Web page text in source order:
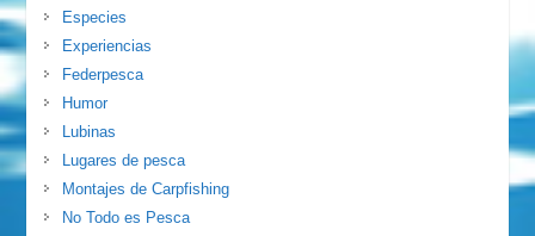
Especies
Experiencias
Federpesca
Humor
Lubinas
Lugares de pesca
Montajes de Carpfishing
No Todo es Pesca